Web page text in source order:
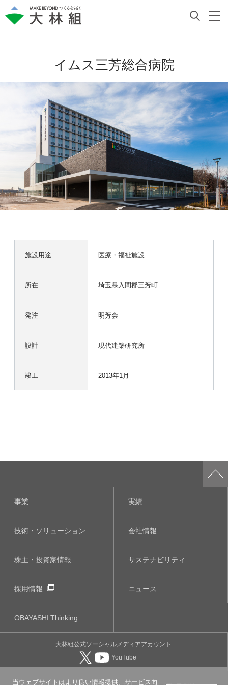
当ウェブサイトはより良い情報提供、サービス向
イムス三芳総合病院
施設用途 医療・福祉施設
所在 埼玉県入間郡三芳町
発注 明芳会
設計 現代建築研究所
竣工 2013年1月
事業 実績
技術・ソリューション 会社情報
株主・投資家情報 サステナビリティ
採用情報 ニュース
OBAYASHIThinking
大林組公式ソーシャルメディアアカウント
YouTube